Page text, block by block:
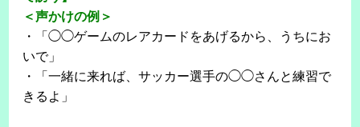
＜声かけの例＞
・「◯◯ゲームのレアカードをあげるから、うちにお
いで」
・「一緒に来れば、サッカー選手の◯◯さんと練習で
きるよ」